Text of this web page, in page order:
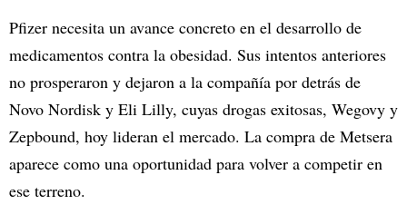
Pfizer necesita un avance concreto en el desarrollo de
medicamentos contra la obesidad. Sus intentos anteriores
no prosperaron y dejaron a la compañía por detrás de
Novo Nordisk y Eli Lilly, cuyas drogas exitosas, Wegovy y
Zepbound, hoy lideran el mercado. La compra de Metsera
aparece como una oportunidad para volver a competir en
ese terreno.